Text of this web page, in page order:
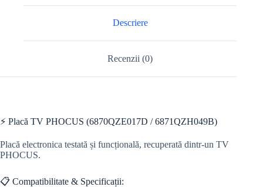
Descriere
Recenzii (0)
⚡ Placă TV PHOCUS (6870QZE017D / 6871QZH049B)
Placă electronica testată și funcțională, recuperată dintr-un TV
PHOCUS.
📋 Compatibilitate & Specificații: